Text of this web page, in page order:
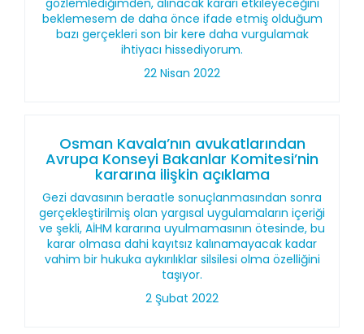
gözlemlediğimden, alınacak kararı etkileyeceğini
beklemesem de daha önce ifade etmiş olduğum
bazı gerçekleri son bir kere daha vurgulamak
ihtiyacı hissediyorum.
22 Nisan 2022
Osman Kavala’nın avukatlarından
Avrupa Konseyi Bakanlar Komitesi’nin
kararına ilişkin açıklama
Gezi davasının beraatle sonuçlanmasından sonra
gerçekleştirilmiş olan yargısal uygulamaların içeriği
ve şekli, AİHM kararına uyulmamasının ötesinde, bu
karar olmasa dahi kayıtsız kalınamayacak kadar
vahim bir hukuka aykırılıklar silsilesi olma özelliğini
taşıyor.
2 Şubat 2022